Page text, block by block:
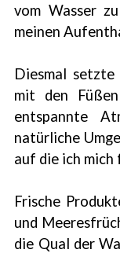
vom Wasser
meinen
Diesmal
mit den
entspannte
natürliche
auf die ich mich
Frische
und
die Qual der